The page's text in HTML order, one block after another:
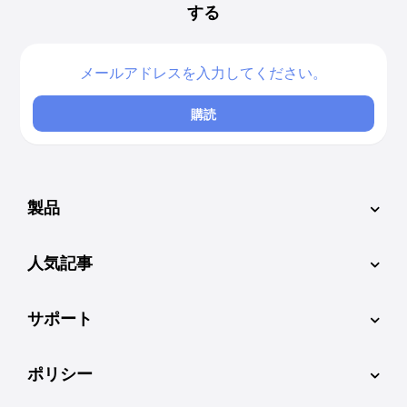
する
購読
製品
人気記事
サポート
ポリシー